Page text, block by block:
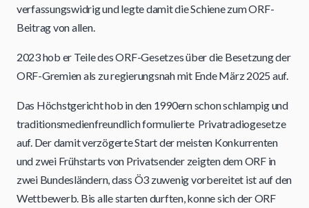
verfassungswidrig und legte damit die Schiene zum ORF-
Beitrag von allen.
2023 hob er Teile des ORF-Gesetzes über die Besetzung der
ORF-Gremien als zu regierungsnah mit Ende März 2025 auf.
Das Höchstgericht hob in den 1990ern schon schlampig und
traditionsmedienfreundlich formulierte Privatradiogesetze
auf. Der damit verzögerte Start der meisten Konkurrenten
und zwei Frühstarts von Privatsender zeigten dem ORF in
zwei Bundesländern, dass Ö3 zuwenig vorbereitet ist auf den
Wettbewerb. Bis alle starten durften, konne sich der ORF